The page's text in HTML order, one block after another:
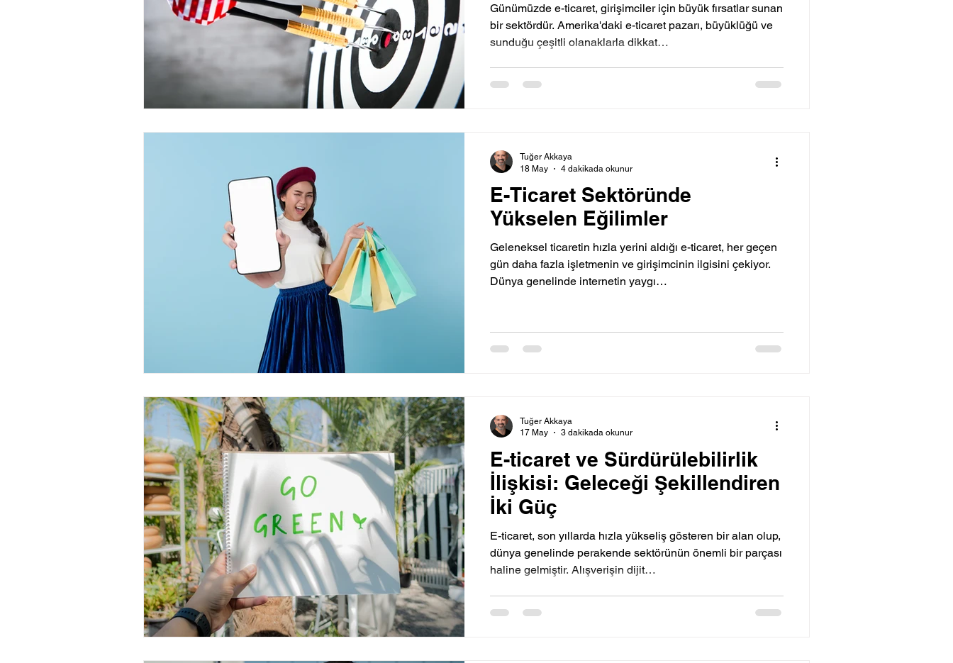
Günümüzde e-ticaret, girişimciler için büyük fırsatlar sunan
bir sektördür. Amerika'daki e-ticaret pazarı, büyüklüğü ve
sunduğu çeşitli olanaklarla dikkat…
E-Ticaret Sektöründe
Yükselen Eğilimler
Geleneksel ticaretin hızla yerini aldığı e-ticaret, her geçen
gün daha fazla işletmenin ve girişimcinin ilgisini çekiyor.
Dünya genelinde internetin yaygı…
Tuğer Akkaya
18 May
4 dakikada okunur
E-ticaret ve Sürdürülebilirlik
İlişkisi: Geleceği Şekillendiren
İki Güç
E-ticaret, son yıllarda hızla yükseliş gösteren bir alan olup,
dünya genelinde perakende sektörünün önemli bir parçası
haline gelmiştir. Alışverişin dijit…
Tuğer Akkaya
17 May
3 dakikada okunur